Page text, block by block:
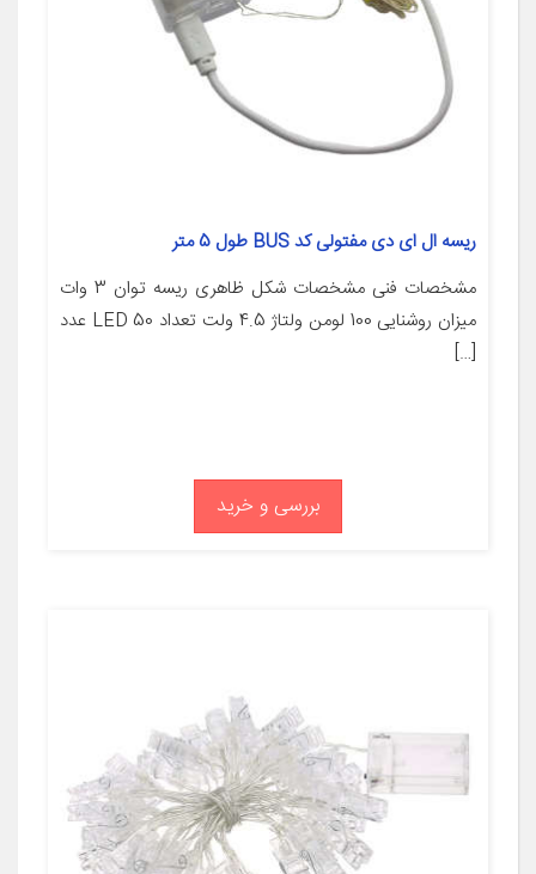
ریسه ال ای دی مفتولی کد BUS طول 5 متر
مشخصات فنی مشخصات شکل ظاهری ریسه توان 3 وات
میزان روشنایی 100 لومن ولتاژ 4.5 ولت تعداد LED 50 عدد
[…]
بررسی و خرید